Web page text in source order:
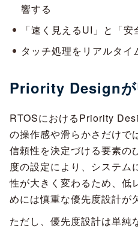
響する
「速く見えるUI」と「
タッチ処理をリアルタイ
Priority Designが
RTOSにおけるPriority
の操作感や滑らかさだけで
信頼性を決定づける要素の
度の設定により、システム
性が大きく変わるため、低
めには慎重な優先度設計が
ただし、優先度設計は単純